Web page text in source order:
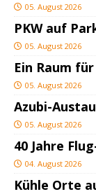
05. August 2026
PKW auf
05. August 2026
Ein Raum
05. August 2026
Azubi-
05. August 2026
40 Jahre
04. August 2026
Kühle Orte